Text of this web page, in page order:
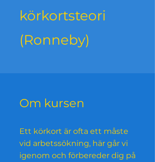
körkortsteori​
(Ronneby)
Om kursen
Ett körkort är ofta ett måste
vid arbetssökning, här går vi
igenom och förbereder dig på